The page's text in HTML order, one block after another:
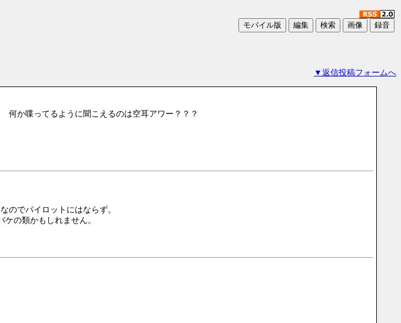
▼返信投稿フォームへ
何か喋ってるように聞こえるのは空耳アワー？？？
のでパイロットにはならず。
の類かもしれません。